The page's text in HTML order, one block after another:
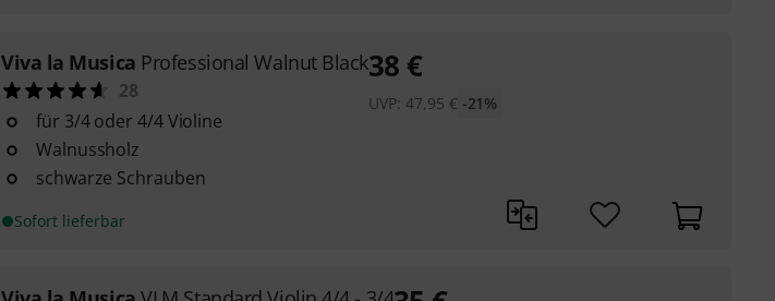
Viva la Musica Professional Walnut Black
28
für 3/4 oder 4/4 Violine
Walnussholz
schwarze Schrauben
Sofort lieferbar
38 €
UVP: 47,95 € -21%